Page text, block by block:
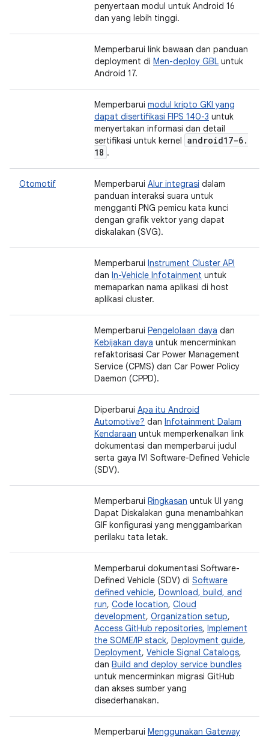
penyertaan modul untuk Android 16
dan yang lebih tinggi.
Memperbarui link bawaan dan panduan
deployment di Men-deploy GBL untuk
Android 17.
Memperbarui modul kripto GKI yang
dapat disertifikasi FIPS 140-3 untuk
menyertakan informasi dan detail
sertifikasi untuk kernel android17-6.
18 .
Otomotif Memperbarui Alur integrasi dalam
panduan interaksi suara untuk
mengganti PNG pemicu kata kunci
dengan grafik vektor yang dapat
diskalakan (SVG).
Memperbarui Instrument Cluster API
dan In-Vehicle Infotainment untuk
memaparkan nama aplikasi di host
aplikasi cluster.
Memperbarui Pengelolaan daya dan
Kebijakan daya untuk mencerminkan
refaktorisasi Car Power Management
Service (CPMS) dan Car Power Policy
Daemon (CPPD).
Diperbarui Apa itu Android
Automotive? dan Infotainment Dalam
Kendaraan untuk memperkenalkan link
dokumentasi dan memperbarui judul
serta gaya IVI Software-Defined Vehicle
(SDV).
Memperbarui Ringkasan untuk UI yang
Dapat Diskalakan guna menambahkan
GIF konfigurasi yang menggambarkan
perilaku tata letak.
Memperbarui dokumentasi Software-
Defined Vehicle (SDV) di Software
defined vehicle, Download, build, and
run, Code location, Cloud
development, Organization setup,
Access GitHub repositories, Implement
the SOME/IP stack, Deployment guide,
Deployment, Vehicle Signal Catalogs,
dan Build and deploy service bundles
untuk mencerminkan migrasi GitHub
dan akses sumber yang
disederhanakan.
Memperbarui Menggunakan Gateway